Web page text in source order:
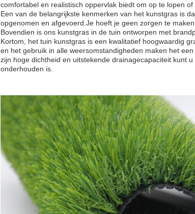
comfortabel en realistisch oppervlak biedt om op te lopen of
Een van de belangrijkste kenmerken van het kunstgras is
opgenomen en afgevoerd.Je hoeft je geen zorgen te
Bovendien is ons kunstgras in de tuin ontworpen met
Kortom, het tuin kunstgras is een kwalitatief hoogwaardig
en het gebruik in alle weersomstandigheden maken het
zijn hoge dichtheid en uitstekende drainagecapaciteit kunt
onderhouden is.